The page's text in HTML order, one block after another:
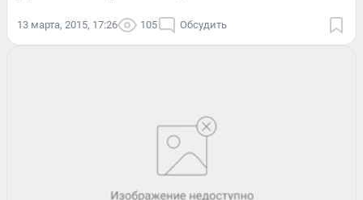
13 марта, 2015, 17:26 105 Обсудить